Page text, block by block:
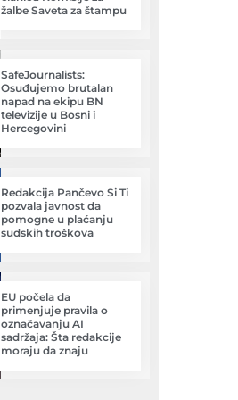
žalbe Saveta za štampu
SafeJournalists:
Osuđujemo brutalan
napad na ekipu BN
televizije u Bosni i
Hercegovini
Redakcija Pančevo Si Ti
pozvala javnost da
pomogne u plaćanju
sudskih troškova
EU počela da
primenjuje pravila o
označavanju AI
sadržaja: Šta redakcije
moraju da znaju